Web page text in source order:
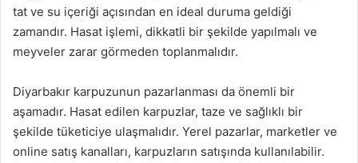
tat ve su içeriği açısından en ideal duruma geldiği
zamandır. Hasat işlemi, dikkatli bir şekilde yapılmalı ve
meyveler zarar görmeden toplanmalıdır.
Diyarbakır karpuzunun pazarlanması da önemli bir
aşamadır. Hasat edilen karpuzlar, taze ve sağlıklı bir
şekilde tüketiciye ulaşmalıdır. Yerel pazarlar, marketler ve
online satış kanalları, karpuzların satışında kullanılabilir.